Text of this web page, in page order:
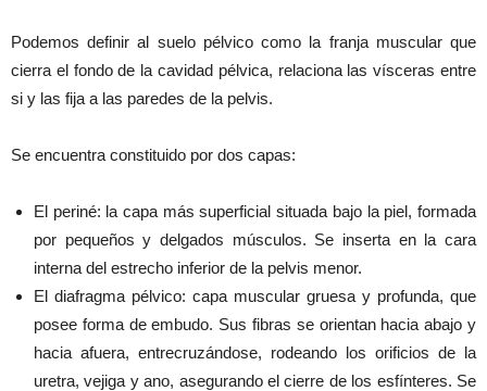
Podemos definir al suelo pélvico como la franja muscular que
cierra el fondo de la cavidad pélvica, relaciona las vísceras entre
si y las fija a las paredes de la pelvis.
Se encuentra constituido por dos capas:
El periné: la capa más superficial situada bajo la piel, formada
por pequeños y delgados músculos. Se inserta en la cara
interna del estrecho inferior de la pelvis menor.
El diafragma pélvico: capa muscular gruesa y profunda, que
posee forma de embudo. Sus fibras se orientan hacia abajo y
hacia afuera, entrecruzándose, rodeando los orificios de la
uretra, vejiga y ano, asegurando el cierre de los esfínteres. Se